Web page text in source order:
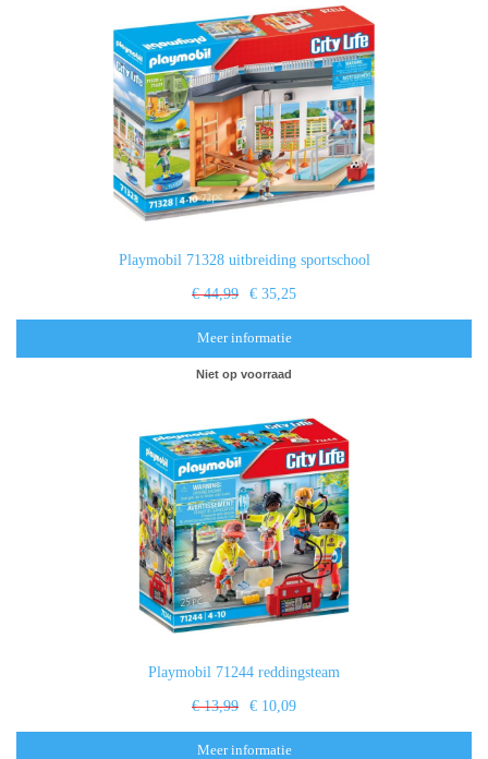
Playmobil 71328 uitbreiding sportschool
€ 44,99 € 35,25
Meer informatie
Niet op voorraad
Playmobil 71244 reddingsteam
€ 13,99 € 10,09
Meer informatie